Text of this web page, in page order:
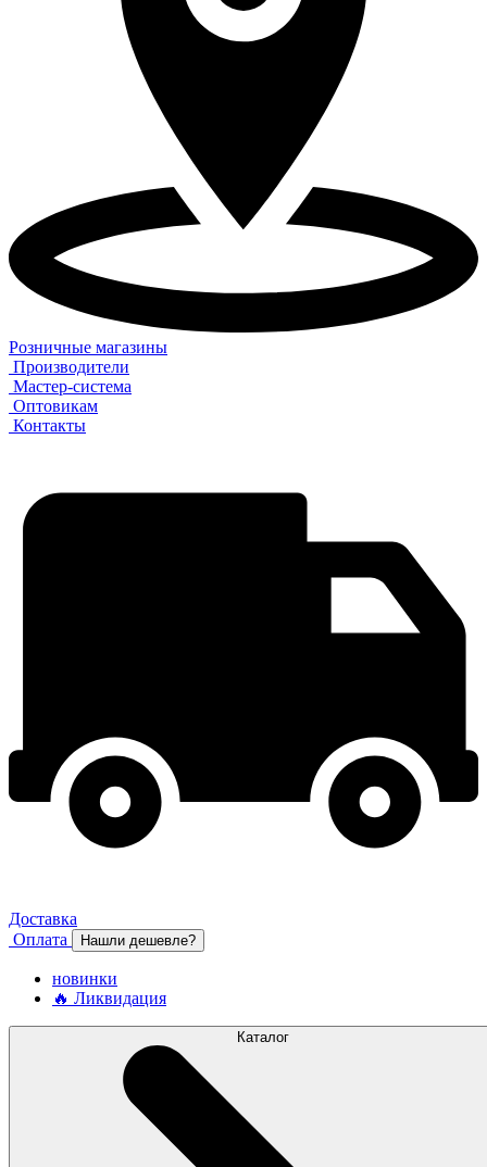
Розничные магазины
Производители
Мастер-система
Оптовикам
Контакты
Доставка
Оплата
Нашли дешевле?
новинки
🔥 Ликвидация
Каталог